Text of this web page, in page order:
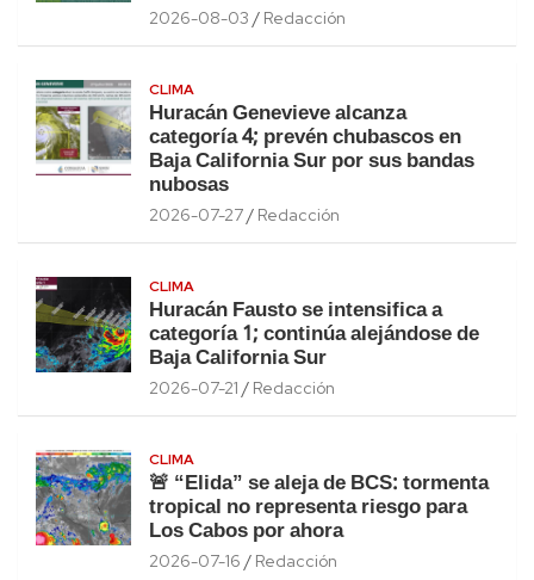
2026-08-03 Redacción
CLIMA
Huracán Genevieve alcanza
categoría 4; prevén chubascos en
Baja California Sur por sus bandas
nubosas
2026-07-27 Redacción
CLIMA
Huracán Fausto se intensifica a
categoría 1; continúa alejándose de
Baja California Sur
2026-07-21 Redacción
CLIMA
🚨 “Elida” se aleja de BCS: tormenta
tropical no representa riesgo para
Los Cabos por ahora
2026-07-16 Redacción